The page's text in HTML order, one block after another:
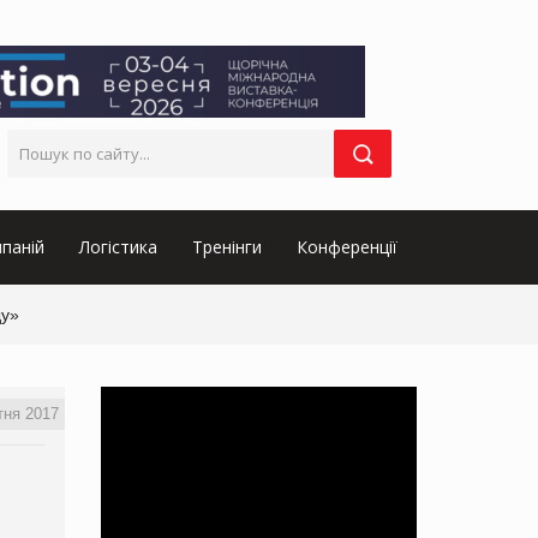
Логістика Тренінги Конференції
2017